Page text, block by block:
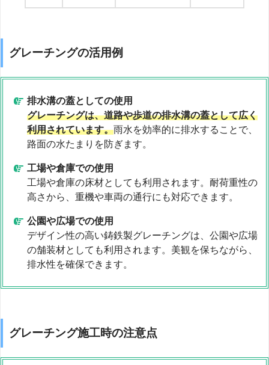
グレーチングの活用例
排水溝の蓋としての使用
グレーチングは、道路や歩道の排水溝の蓋として広く
利用されています。雨水を効率的に排水することで、
路面の水たまりを防ぎます。
工場や倉庫での使用
工場や倉庫の床材としても利用されます。耐荷重性の
高さから、重機や車両の通行にも対応できます。
公園や広場での使用
デザイン性の高い鋳鉄製グレーチングは、公園や広場
の舗装材としても利用されます。美観を保ちながら、
排水性を確保できます。
グレーチング施工時の注意点